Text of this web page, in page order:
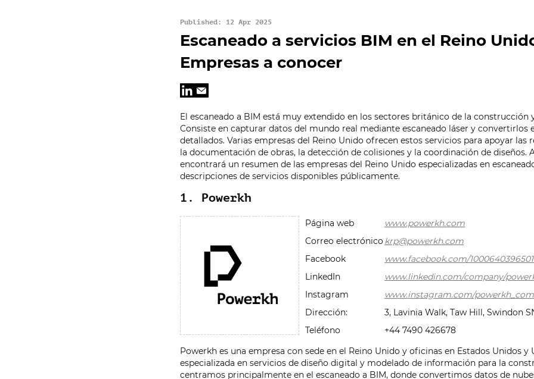
Published: 12 Apr 2025
Escaneado a servicios BIM en el Reino
Empresas a conocer
El escaneado a BIM está muy extendido en los sectores británico de la construcción
Consiste en capturar datos del mundo real mediante escaneado láser y convertirlos
detallados. Varias empresas del Reino Unido ofrecen estos servicios para apoyar las
la documentación de obras, la detección de colisiones y la coordinación de diseños.
encontrará un resumen de las empresas del Reino Unido especializadas en
descripciones de servicios disponibles públicamente.
1. Powerkh
Página web
www.powerkh.com
Correo electrónico krp@powerkh.com
Facebook
www.facebook.com/
LinkedIn
www.linkedin.com/company/
Instagram
www.instagram.com/powerkh_com
Dirección:
3, Lavinia Walk, Taw Hill, Swindon
Teléfono
+44 7490 426678
Powerkh es una empresa con sede en el Reino Unido y oficinas en Estados Unidos y
especializada en servicios de diseño digital y modelado de información para la
centramos principalmente en el escaneado a BIM, donde convertimos datos de